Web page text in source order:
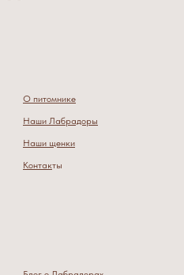
О питомнике
Наши Лабрадоры
Наши щенки
Контакты